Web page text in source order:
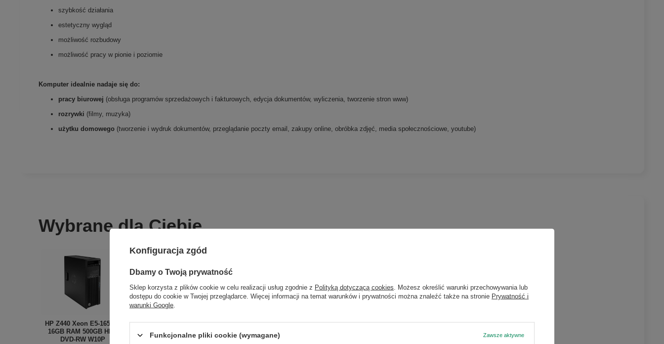
szybkość działania
estetyczny wygląd
możliwość rozbudowy
możliwość pracy w pionie i poziomie
Komputer idealnie nadaje się do:
pracy biurowej (obsługa programów sprzedażowych i fakturowych, edycja dokumentów, wyliczenia, tworzenie stron www)
rozrywki (filmy, muzyka)
użytku domowego (tworzenie i wydruk dokumentów, przeglądanie poczty email, zakupy online, obróbka zdjęć, media społecznościowe, youtube)
Wybrane dla Ciebie
HP Z440 Xeon E5-1650v4
16GB RAM 500GB HDD
DVD-RW W10P
Konfiguracja zgód
Dbamy o Twoją prywatność
Sklep korzysta z plików cookie w celu realizacji usług zgodnie z Polityką dotyczącą cookies . Możesz określić warunki przechowywania lub
dostępu do cookie w Twojej przeglądarce. Więcej informacji na temat warunków i prywatności można znaleźć także na stronie Prywatność i
warunki Google
Funkcjonalne pliki cookie (wymagane) Zawsze aktywne